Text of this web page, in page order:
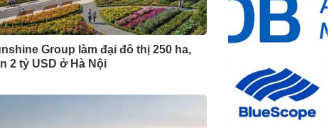
Group làm đại đô thị 250 ha,
2 tỷ USD ở Hà Nội